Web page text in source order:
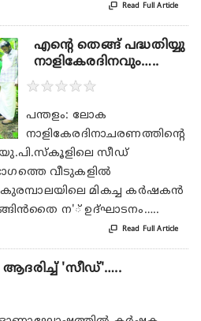
 Read Full Article
എന്റെ തെങ്ങ് പദ്ധതിയ്യു
നാളികേരദിനവും…..
★★★★★
പന്തളം: ലോക
നാളികേരദിനാചരണത്തിന്റെ
സീഡ്
വീടുകളില്‍
മികച്ച കര്‍ഷകന്‍
ന'് ഉദ്ഘാടനം…..
 Read Full Article
'സീഡ്'…..